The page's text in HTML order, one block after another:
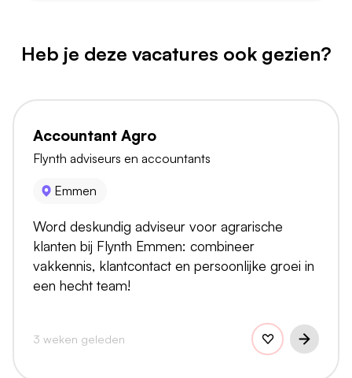
Heb je deze vacatures ook gezien?
Accountant Agro
Flynth adviseurs en accountants
Emmen
Word deskundig adviseur voor agrarische
klanten bij Flynth Emmen: combineer
vakkennis, klantcontact en persoonlijke groei in
een hecht team!
3 weken geleden